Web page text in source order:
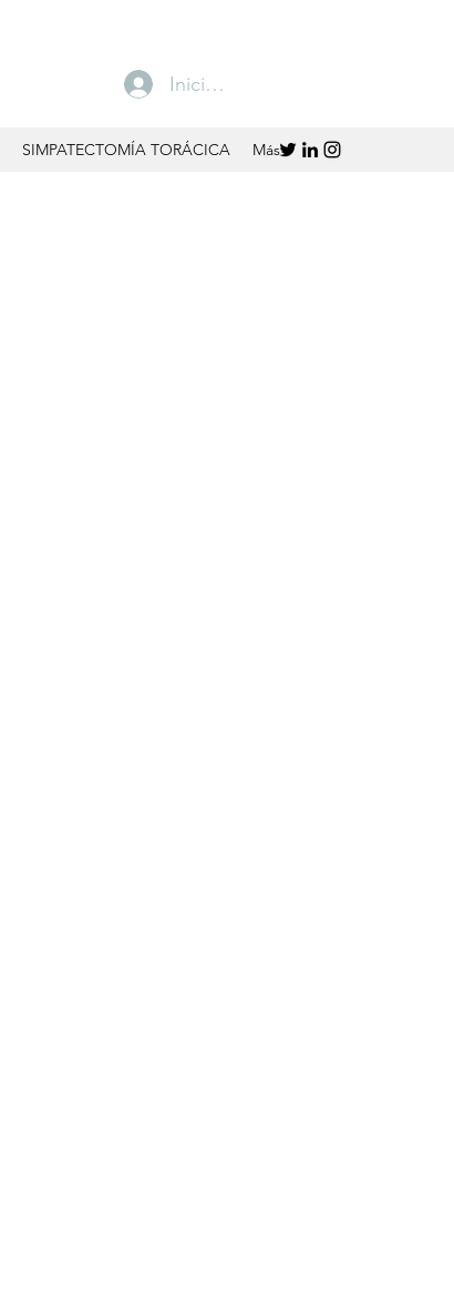
SIMPATECTOMÍA TORÁCICA Más
Iniciar sesión